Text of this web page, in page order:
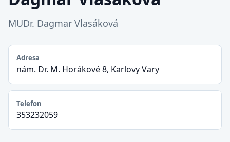
MUDr. Dagmar Vlasáková
Adresa
nám. Dr. M. Horákové 8, Karlovy Vary
Telefon
353232059